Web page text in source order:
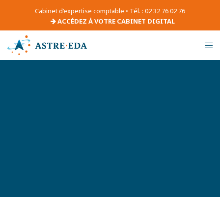
Cabinet d’expertise comptable • Tél. : 02 32 76 02 76
ACCÉDEZ À VOTRE CABINET DIGITAL